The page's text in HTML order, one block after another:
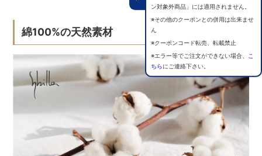
ン対象外商品」には適用されません。
※その他のクーポンとの併用は出来ませ
ん
※クーポンコード転売、転載禁止
※エラー等でご注文ができない場合、
こ
ちらにご連絡下さい。
綿100%の天然素材